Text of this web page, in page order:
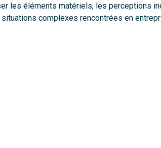
les éléments matériels, les perceptions
complexes rencontrées en